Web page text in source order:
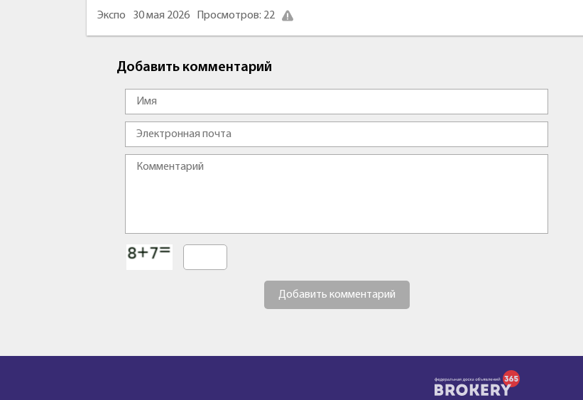
Экспо 30 мая 2026 Просмотров: 22
Добавить комментарий
Добавить комментарий